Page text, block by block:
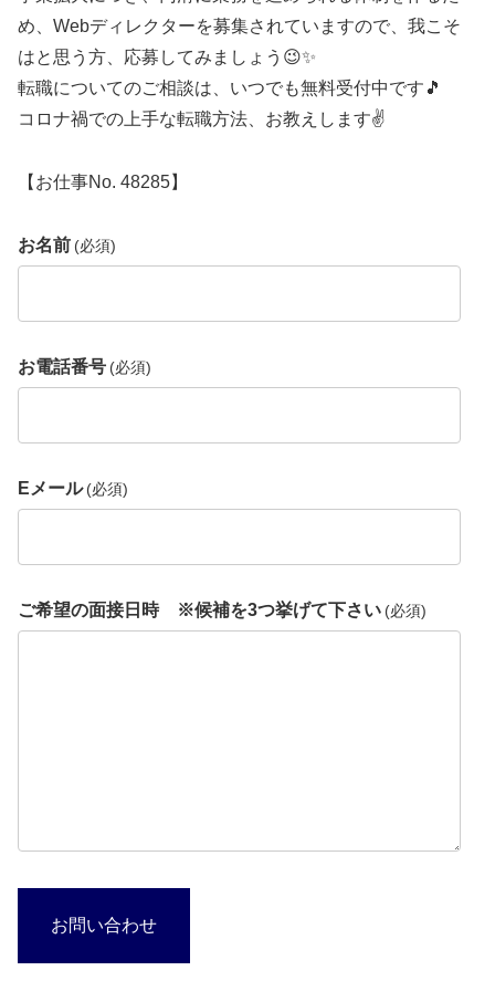
め、Webディレクターを募集されていますので、我こそ
はと思う方、応募してみましょう😉✨
転職についてのご相談は、いつでも無料受付中です🎵
コロナ禍での上手な転職方法、お教えします✌️
【お仕事No. 48285】
お名前 (必須)
お電話番号 (必須)
Eメール (必須)
ご希望の面接日時 ※候補を3つ挙げて下さい (必須)
お問い合わせ